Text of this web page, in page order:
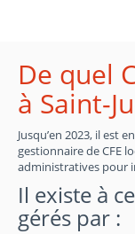
De quel
à Saint-
Jusqu’en 2023, il est
gestionnaire de CFE
administratives pour
Il existe à
gérés par :